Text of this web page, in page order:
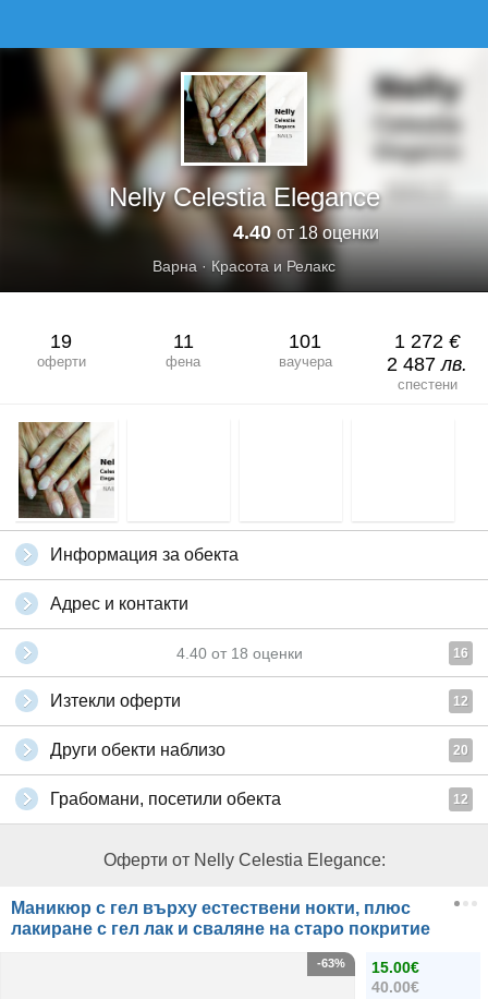
Nelly Celestia Elegance
4.40от 18 оценки
Варна · Красота и Релакс
19
оферти
11
фена
101
ваучера
1 272 €
2 487лв.
спестени
Информация за обекта
Адрес и контакти
4.40 от 18 оценки 16
Изтекли оферти 12
Други обекти наблизо 20
Грабомани, посетили обекта 12
Оферти от Nelly Celestia Elegance:
Маникюр с гел върху естествени нокти, плюс
лакиране с гел лак и сваляне на старо покритие
15.00€
40.00€
-63%